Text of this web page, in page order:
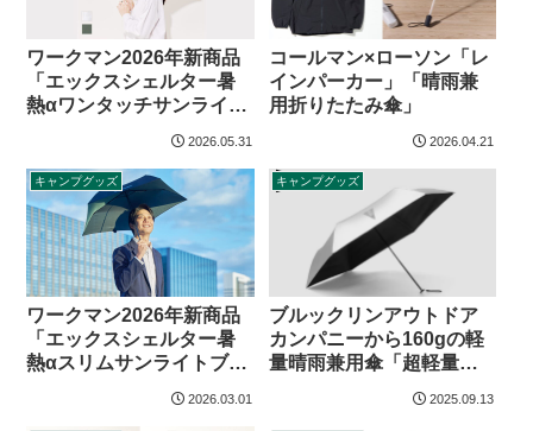
ワークマン2026年新商品
「エックスシェルター暑
熱αワンタッチサンライト
2026.05.31
コールマン×ローソン「レ
インパーカー」「晴雨兼
用折りたたみ傘」
2026.04.21
キャンプグッズ
ワークマン2026年新商品
「エックスシェルター暑
熱αスリムサンライトブロ
2026.03.01
キャンプグッズ
ブルックリンアウトドア
カンパニーから160gの軽
量晴雨兼用傘「超軽量カ
2025.09.13